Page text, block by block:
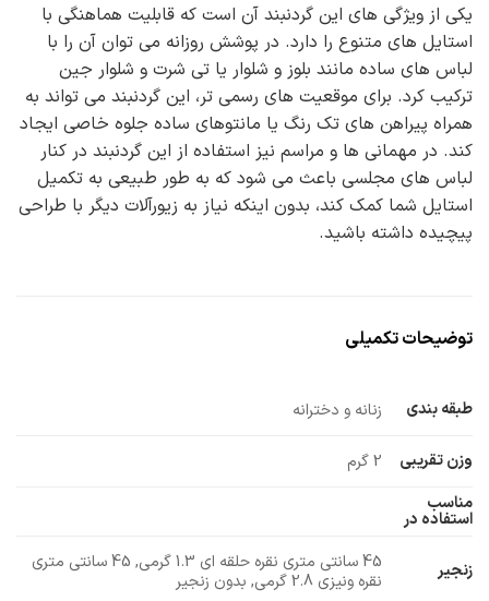
یکی از ویژگی های این گردنبند آن است که قابلیت هماهنگی با
استایل های متنوع را دارد. در پوشش روزانه می توان آن را با
لباس های ساده مانند بلوز و شلوار یا تی شرت و شلوار جین
ترکیب کرد. برای موقعیت های رسمی تر، این گردنبند می تواند به
همراه پیراهن های تک رنگ یا مانتوهای ساده جلوه خاصی ایجاد
کند. در مهمانی ها و مراسم نیز استفاده از این گردنبند در کنار
لباس های مجلسی باعث می شود که به طور طبیعی به تکمیل
استایل شما کمک کند، بدون اینکه نیاز به زیورآلات دیگر با طراحی
پیچیده داشته باشید.
توضیحات تکمیلی
طبقه بندی زنانه و دخترانه
وزن تقریبی
2 گرم
مناسب
استفاده در
زنجیر
45 سانتی متری نقره حلقه ای 1.3 گرمی, 45 سانتی متری
نقره ونیزی 2.8 گرمی, بدون زنجیر